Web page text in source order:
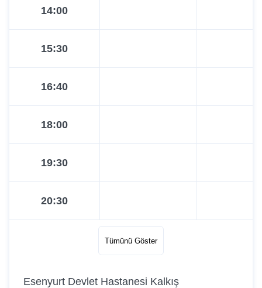
14:00
15:30
16:40
18:00
19:30
20:30
Tümünü Göster
Esenyurt Devlet Hastanesi Kalkış